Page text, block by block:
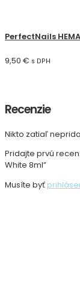
PerfectNails
9,50 € s DPH
Recenzie
Nikto zatiaľ
Pridajte prvú
White 8ml”
Musíte byť